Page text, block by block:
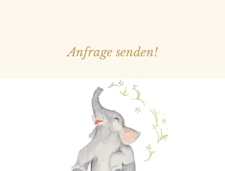
Anfrage senden!